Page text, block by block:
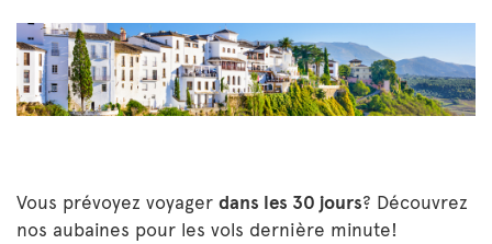
Vous prévoyez voyager dans les 30 jours? Découvrez
nos aubaines pour les vols dernière minute!